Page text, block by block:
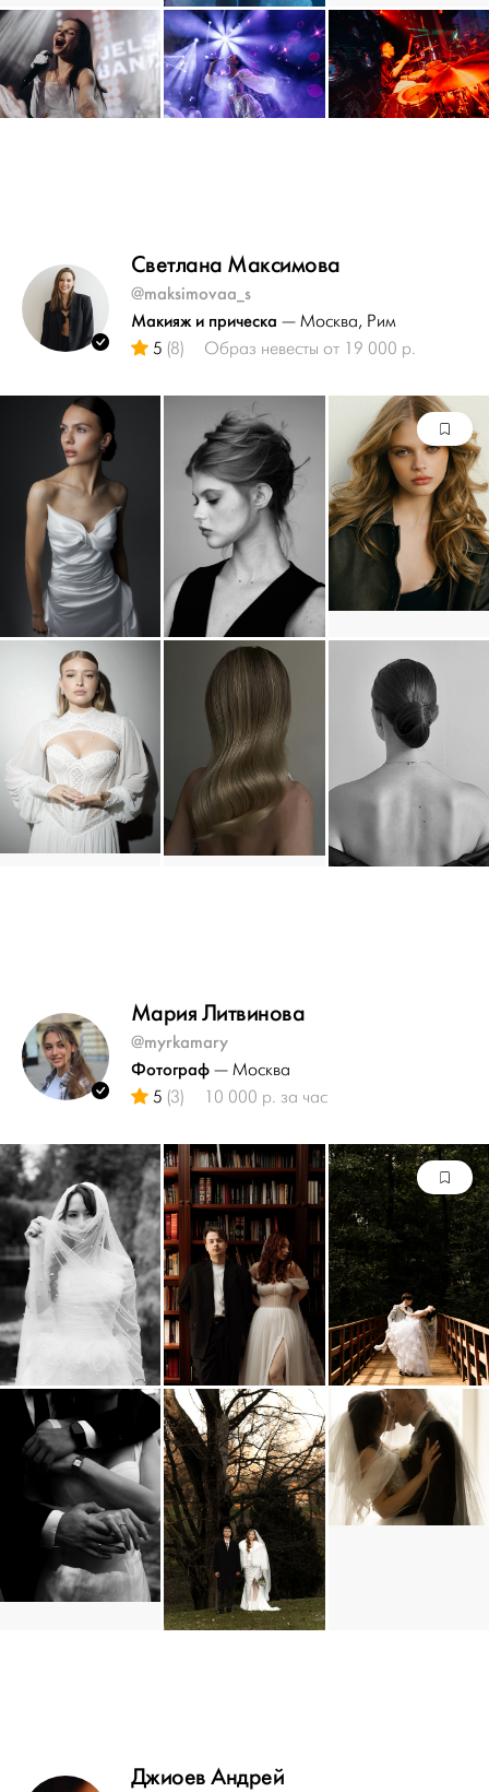
Светлана Максимова
@maksimovaa_s
Макияж и прическа — Москва, Рим
5 (8) Образ невесты от 19 000 р.
Мария Литвинова
@myrkamary
Фотограф — Москва
5 (3) 10 000 р. за час
Джиоев Андрей